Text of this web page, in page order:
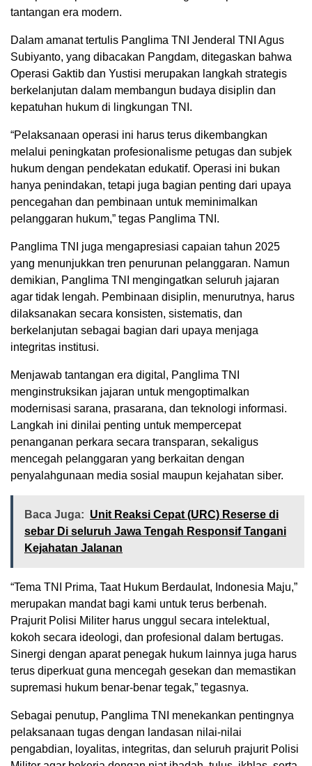
tantangan era modern.
Dalam amanat tertulis Panglima TNI Jenderal TNI Agus
Subiyanto, yang dibacakan Pangdam, ditegaskan bahwa
Operasi Gaktib dan Yustisi merupakan langkah strategis
berkelanjutan dalam membangun budaya disiplin dan
kepatuhan hukum di lingkungan TNI.
“Pelaksanaan operasi ini harus terus dikembangkan
melalui peningkatan profesionalisme petugas dan subjek
hukum dengan pendekatan edukatif. Operasi ini bukan
hanya penindakan, tetapi juga bagian penting dari upaya
pencegahan dan pembinaan untuk meminimalkan
pelanggaran hukum,” tegas Panglima TNI.
Panglima TNI juga mengapresiasi capaian tahun 2025
yang menunjukkan tren penurunan pelanggaran. Namun
demikian, Panglima TNI mengingatkan seluruh jajaran
agar tidak lengah. Pembinaan disiplin, menurutnya, harus
dilaksanakan secara konsisten, sistematis, dan
berkelanjutan sebagai bagian dari upaya menjaga
integritas institusi.
Menjawab tantangan era digital, Panglima TNI
menginstruksikan jajaran untuk mengoptimalkan
modernisasi sarana, prasarana, dan teknologi informasi.
Langkah ini dinilai penting untuk mempercepat
penanganan perkara secara transparan, sekaligus
mencegah pelanggaran yang berkaitan dengan
penyalahgunaan media sosial maupun kejahatan siber.
Baca Juga: Unit Reaksi Cepat (URC) Reserse di
sebar Di seluruh Jawa Tengah Responsif Tangani
Kejahatan Jalanan
“Tema TNI Prima, Taat Hukum Berdaulat, Indonesia Maju,”
merupakan mandat bagi kami untuk terus berbenah.
Prajurit Polisi Militer harus unggul secara intelektual,
kokoh secara ideologi, dan profesional dalam bertugas.
Sinergi dengan aparat penegak hukum lainnya juga harus
terus diperkuat guna mencegah gesekan dan memastikan
supremasi hukum benar-benar tegak,” tegasnya.
Sebagai penutup, Panglima TNI menekankan pentingnya
pelaksanaan tugas dengan landasan nilai-nilai
pengabdian, loyalitas, integritas, dan seluruh prajurit Polisi